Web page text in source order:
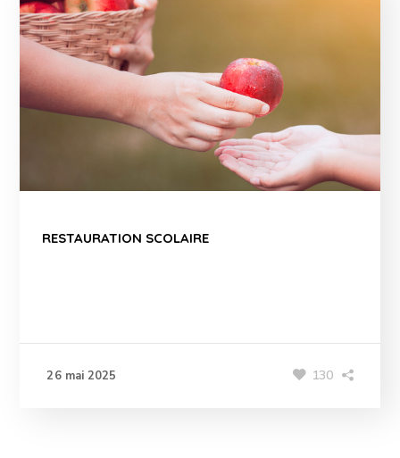
RESTAURATION SCOLAIRE
26 mai 2025 130